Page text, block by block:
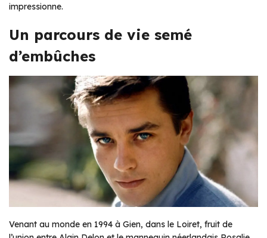
impressionne.
Un parcours de vie semé
d’embûches
Venant au monde en 1994 à Gien, dans le Loiret, fruit de